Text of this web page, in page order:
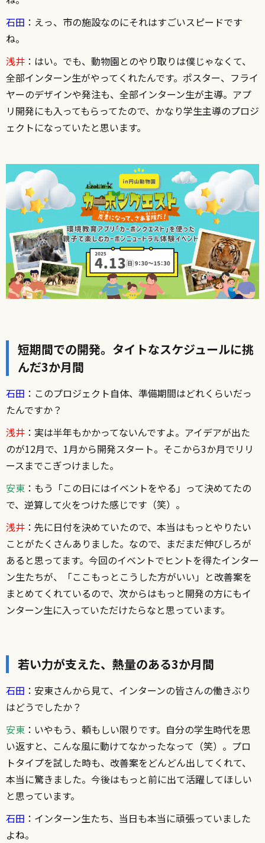
石田 ：えっ、市の施設なのにそれはすごいスピードです
ね。
浅井 ：はい。でも、動物園とのやり取りは僕じゃなくて、
全部インターン生がやってくれたんです。ポスター、フライ
ヤーのデザインや発注も、全部インターン生が主導。アプ
リ開発にも入ってもらってたので、かなり学生主導のプロジ
ェクトになっていたと思います。
短期間での開発。タイトなスケジュールに挑
んだ3か月間
石田 ：このプロジェクト自体、準備期間はどれくらいだっ
たんですか？
浅井 ：実は半年もかかってないんですよ。アイデアが出た
のが12月で、1月から開発スタート。そこから3か月でリリ
ースまでこぎつけました。
安東 ：もう「この日にはイベントをやる」って決めてたの
で、逆算して火をつけた感じです（笑）。
浅井 ：先に日付を決めていたので、本当はもっとやりたい
ことがたくさんありました。なので、まだまだ伸びしろが
あると思ってます。今回のイベントでヒントを得たインター
ン生たちが、「ここもっとこうした方がいい」と改善案を
まとめてくれているので、次からはもっと開発の方にもイ
ンターン生に入っていただけたらなと思っています。
若い力が支えた、熱量のある3か月間
石田 ：安東さんから見て、インターンの皆さんの働きぶり
はどうでしたか？
安東 ：いやもう、頼もしい限りです。自分の学生時代を思
い返すと、こんな風に動けてなかったなって（笑）。プロ
トタイプを試した時も、改善案をどんどん出してくれて、
本当に驚きました。今後はもっと前に出て活躍してほしい
と思っています。
石田 ：インターン生たち、当日も本当に頑張っていました
よね。